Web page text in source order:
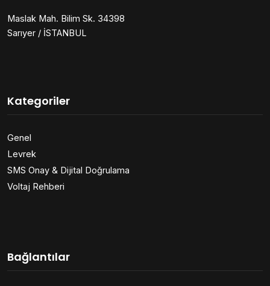
Maslak Mah. Bilim Sk. 34398
Sarıyer / İSTANBUL
Kategoriler
Genel
Levrek
SMS Onay & Dijital Doğrulama
Voltaj Rehberi
Bağlantılar